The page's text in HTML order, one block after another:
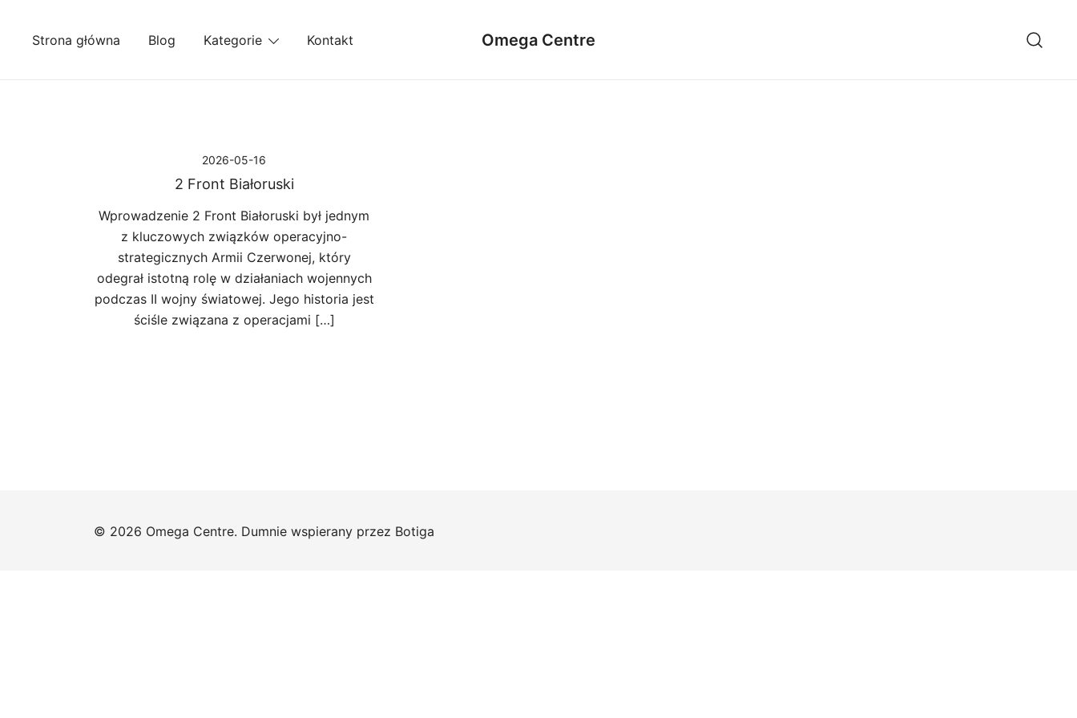
Strona główna Blog Kategorie Kontakt Omega Centre
2026-05-16
2 Front Białoruski
Wprowadzenie 2 Front Białoruski był jednym
z kluczowych związków operacyjno-
strategicznych Armii Czerwonej, który
odegrał istotną rolę w działaniach wojennych
podczas II wojny światowej. Jego historia jest
ściśle związana z operacjami […]
© 2026 Omega Centre. Dumnie wspierany przez Botiga